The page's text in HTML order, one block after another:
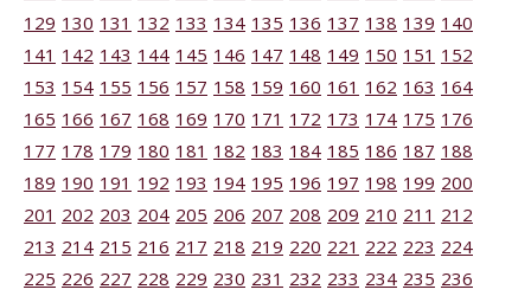
129 130 131 132 133 134 135 136 137 138 139 140
141 142 143 144 145 146 147 148 149 150 151 152
153 154 155 156 157 158 159 160 161 162 163 164
165 166 167 168 169 170 171 172 173 174 175 176
177 178 179 180 181 182 183 184 185 186 187 188
189 190 191 192 193 194 195 196 197 198 199 200
201 202 203 204 205 206 207 208 209 210 211 212
213 214 215 216 217 218 219 220 221 222 223 224
225 226 227 228 229 230 231 232 233 234 235 236